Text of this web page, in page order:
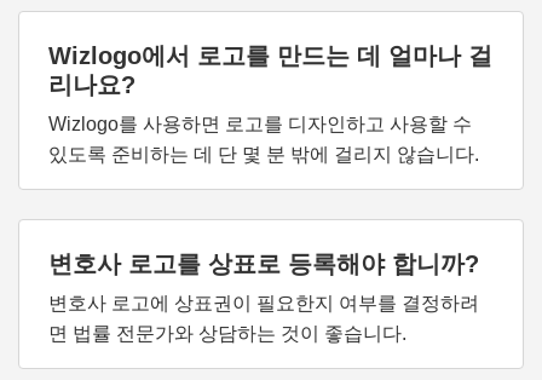
Wizlogo에서 로고를 만드는 데 얼마나 걸
리나요?
Wizlogo를 사용하면 로고를 디자인하고 사용할 수
있도록 준비하는 데 단 몇 분 밖에 걸리지 않습니다.
변호사 로고를 상표로 등록해야 합니까?
변호사 로고에 상표권이 필요한지 여부를 결정하려
면 법률 전문가와 상담하는 것이 좋습니다.